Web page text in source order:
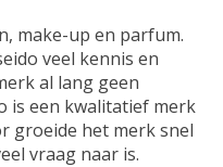
make-up en parfum.
veel kennis en
al lang geen
is een kwalitatief merk
groeide het merk snel
vraag naar is.